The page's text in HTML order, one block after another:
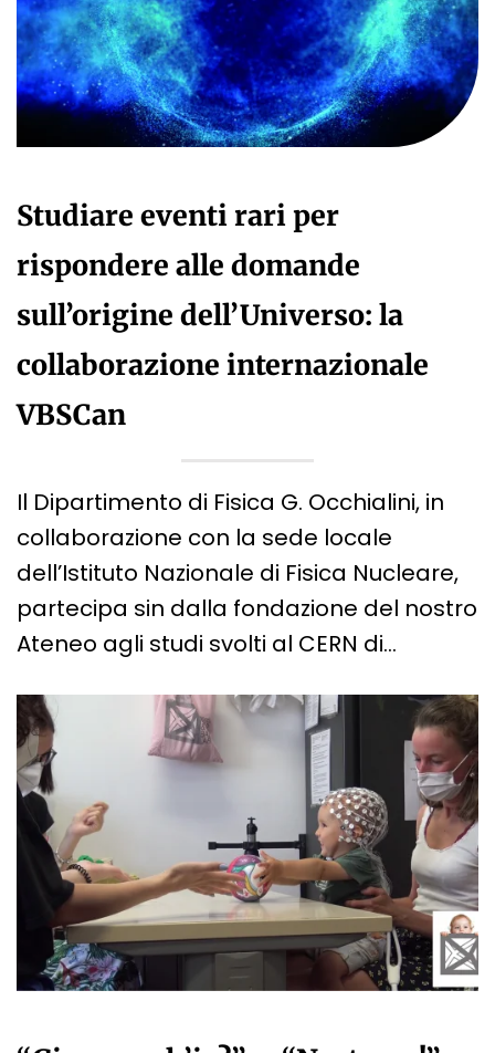
Studiare eventi rari per
rispondere alle domande
sull’origine dell’Universo: la
collaborazione internazionale
VBSCan
Il Dipartimento di Fisica G. Occhialini, in
collaborazione con la sede locale
dell’Istituto Nazionale di Fisica Nucleare,
partecipa sin dalla fondazione del nostro
Ateneo agli studi svolti al CERN di…